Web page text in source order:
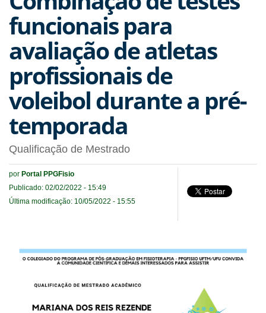
funcionais para
avaliação de atletas
profissionais de
voleibol durante a pré-
temporada
Qualificação de Mestrado
por Portal PPGFisio
Publicado: 02/02/2022 - 15:49
Última modificação: 10/05/2022 - 15:55